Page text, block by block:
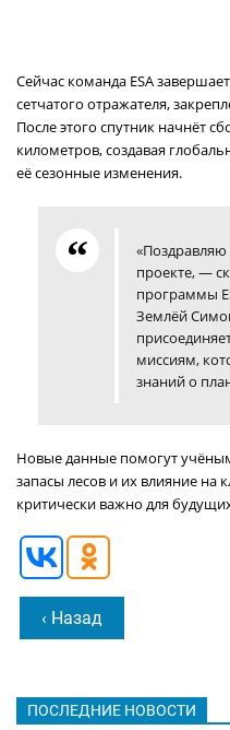
Сейчас команда ESA
сетчатого отражателя,
После этого спутник начнёт
километров, создавая
её сезонные изменения.
«Поздравляю
проекте, —
программы
Землёй
миссиям,
знаний о
Новые данные помогут
запасы лесов и их влияние на
критически важно для
‹ Назад
ПОСЛЕДНИЕ НОВОСТИ